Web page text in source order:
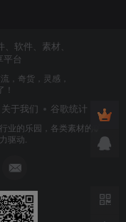
，奇货，灵感，
！
关于我们 谷歌统计
业的乐园，各类素材的矿
驱动.